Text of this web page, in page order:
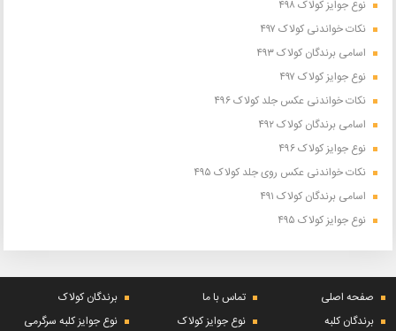
نوع جوایز کولاک ۴۹۸
نکات خواندنی کولاک ۴۹۷
اسامی برندگان کولاک ۴۹۳
نوع جوایز کولاک ۴۹۷
نکات خواندنی عکس جلد کولاک ۴۹۶
اسامی برندگان کولاک ۴۹۲
نوع جوایز کولاک ۴۹۶
نکات خواندنی عکس روی جلد کولاک ۴۹۵
اسامی برندگان کولاک ۴۹۱
نوع جوایز کولاک ۴۹۵
صفحه اصلی تماس با ما
برندگان کولاک
برندگان کلبه
نوع جوایز کولاک
نوع جوایز کلبه سرگرمی